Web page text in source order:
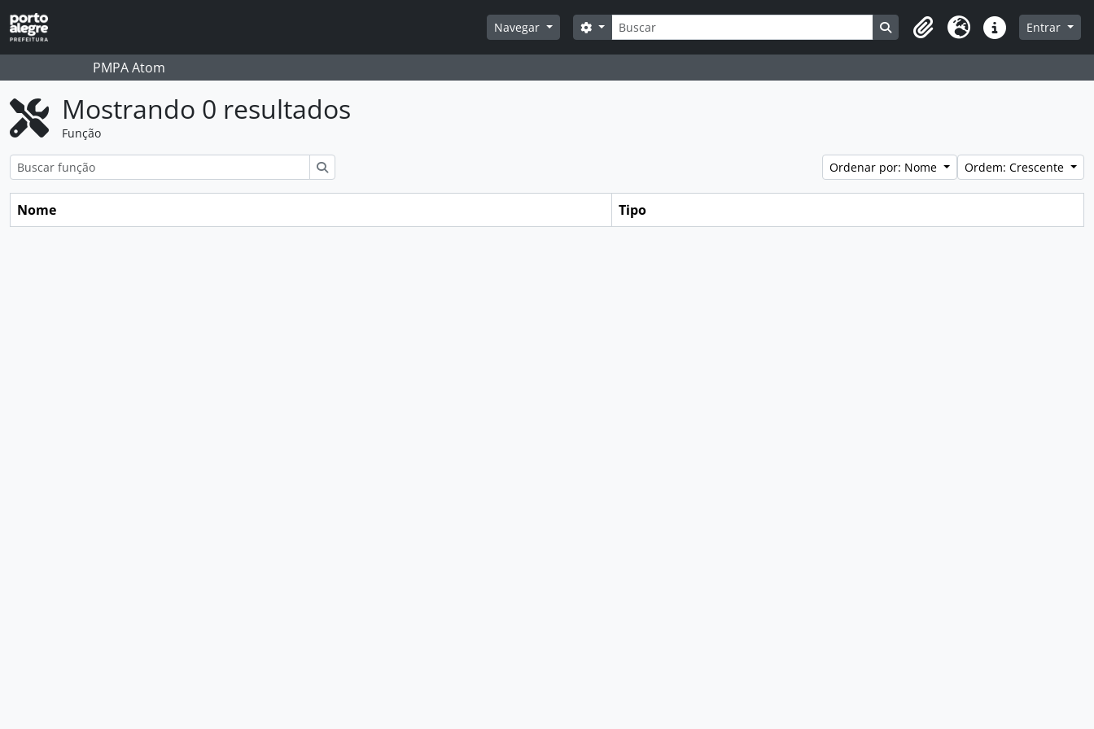
Skip to main content
Navegar
Buscar
Opções de busca Busque na página de navegação
Área de Transferência
Idioma Atalhos Entrar
PMPA Atom
Mostrando 0 resultados
Função
Ordenar por: Nome Ordem: Crescente
Nome Tipo